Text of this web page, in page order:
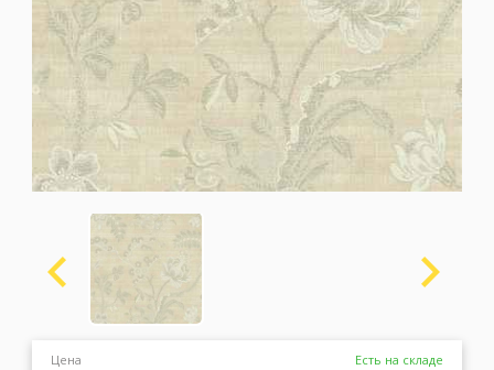
Личный кабинет
Москва (сменить город)
Заказать обратный звонок
Цена Есть на складе